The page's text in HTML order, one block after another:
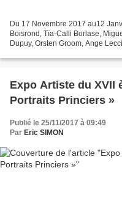
Du 17 Novembre 2017 au12
Boisrond, Tïa-Calli Borlase,
Dupuy, Orsten Groom, Ange
Expo Artiste du XVII
Portraits Princiers »
Publié le 25/11/2017 à 09:49
Par Eric SIMON